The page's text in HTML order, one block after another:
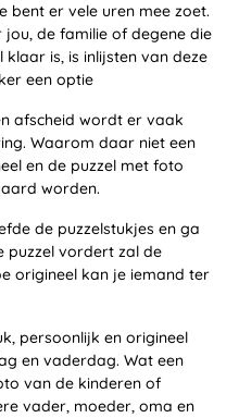
bent er vele uren mee zoet.
de familie of degene die
is, is inlijsten van deze
een optie
afscheid wordt er vaak
Waarom daar niet een
en de puzzel met foto
worden.
de puzzelstukjes en ga
puzzel vordert zal de
origineel kan je iemand ter
persoonlijk en origineel
en vaderdag. Wat een
van de kinderen of
vader, moeder, oma en